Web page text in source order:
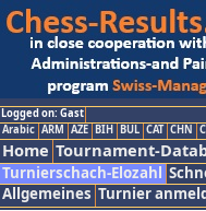
Logged on: Gast
Arabic ARM AZE BIH BUL CAT CHN
Home Tournament-
Turnierschach-Elozahl
Allgemeines Turnier